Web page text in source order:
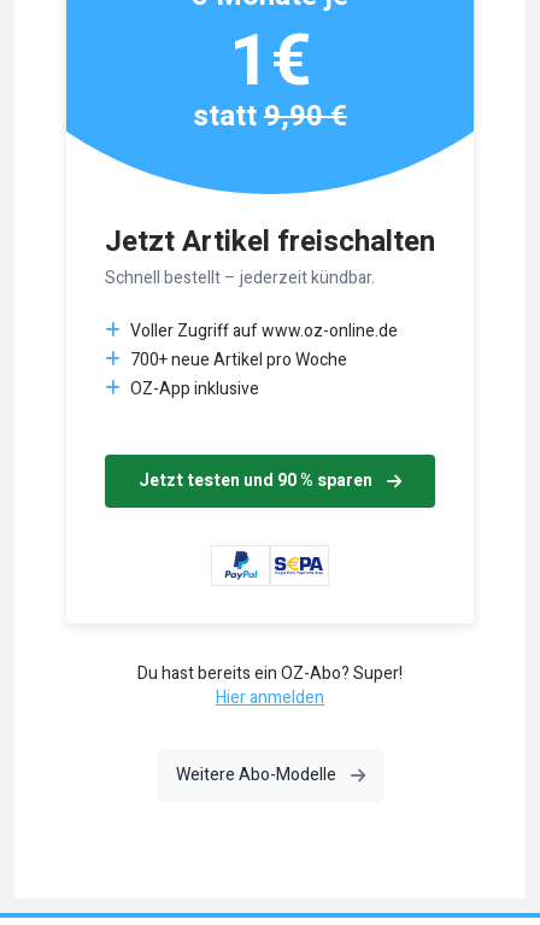
Jetzt Artikel freischalten
Schnell bestellt – jederzeit kündbar.
Voller Zugriff auf www.oz-online.de
700+ neue Artikel pro Woche
OZ-App inklusive
Jetzt testen und 90 % sparen
1€
statt9,90 €
Du hast bereits ein OZ-Abo? Super!
Hier anmelden
Weitere Abo-Modelle